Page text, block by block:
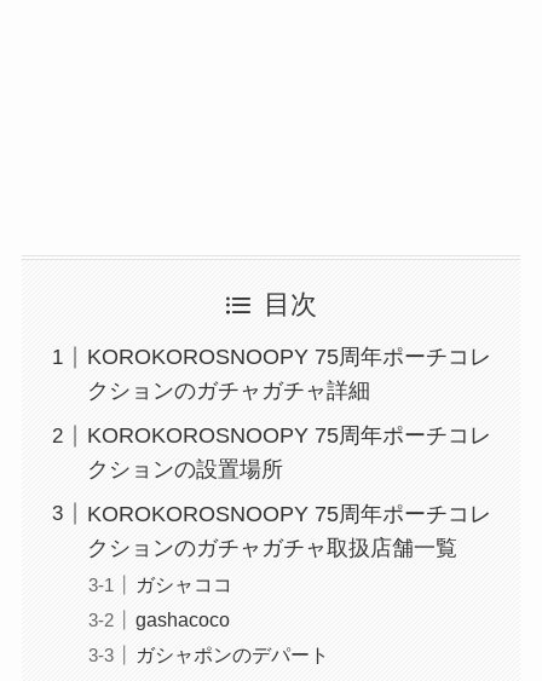
目次
KOROKOROSNOOPY 75周年ポーチコレ
クションのガチャガチャ詳細
KOROKOROSNOOPY 75周年ポーチコレ
クションの設置場所
KOROKOROSNOOPY 75周年ポーチコレ
クションのガチャガチャ取扱店舗一覧
ガシャココ
gashacoco
ガシャポンのデパート